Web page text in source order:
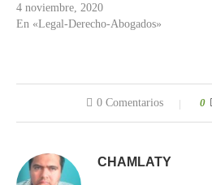
4 noviembre, 2020
En «Legal-Derecho-Abogados»
0 Comentarios 0
CHAMLATY